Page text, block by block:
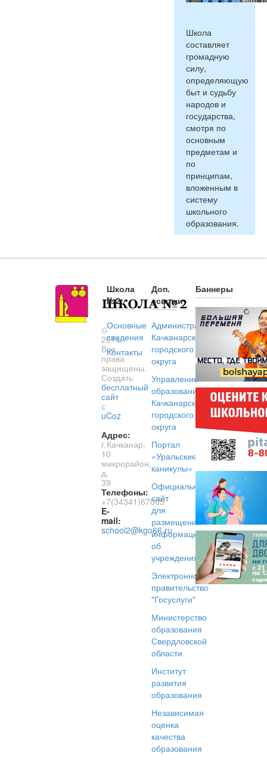
Школа
составляет
громадную
силу,
определяющую
быт и судьбу
народов и
государства,
смотря по
основным
предметам и
по
принципам,
вложенным в
систему
школьного
образования.
©
2014.
Все
права
защищены.
Создать
бесплатный
сайт
с
uCoz
Адрес:
г.Качканар,
10
микрорайон,
д.
39
Телефоны:
+7(34341)67005
E-
mail:
school2@kgo66.ru
Школа
№2
Основные
сведения
Контакты
Доп.
ссылки
Администрация
Качканарского
городского
округа
Управление
образованием
Качканарского
городского
округа
Портал
«Уральские
каникулы»
Официальный
сайт
для
размещения
информации
об
учреждениях
Электронное
правительство
"Госуслуги"
Министерство
образования
Свердловской
области
Институт
развития
образования
Независимая
оценка
качества
образования
Баннеры